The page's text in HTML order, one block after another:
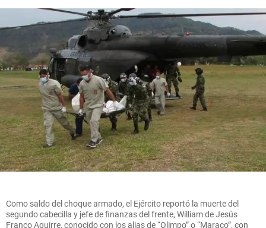
Como saldo del choque armado, el Ejército reportó la muerte del
segundo cabecilla y jefe de finanzas del frente, William de Jesús
Franco Aguirre, conocido con los alias de “Olimpo” o “Maraco”, con